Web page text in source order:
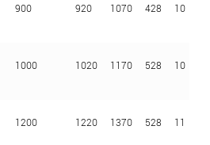
900 920 1070 428 10
1000 1020 1170 528 10
1200 1220 1370 528 11